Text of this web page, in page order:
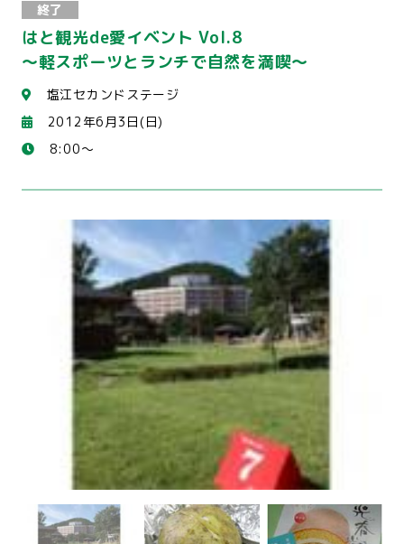
終了
はと観光de愛イベント Vol.8
～軽スポーツとランチで自然を満喫～
塩江セカンドステージ
2012年6月3日(日)
8:00～